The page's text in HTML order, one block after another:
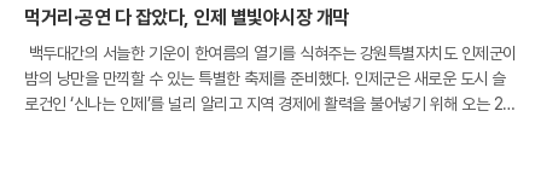
먹거리·공연 다 잡았다, 인제 별빛야시장 개막
백두대간의 서늘한 기운이 한여름의 열기를 식혀주는 강원특별자치도 인제군이
밤의 낭만을 만끽할 수 있는 특별한 축제를 준비했다. 인제군은 새로운 도시 슬
로건인 ‘신나는 인제’를 널리 알리고 지역 경제에 활력을 불어넣기 위해 오는 21